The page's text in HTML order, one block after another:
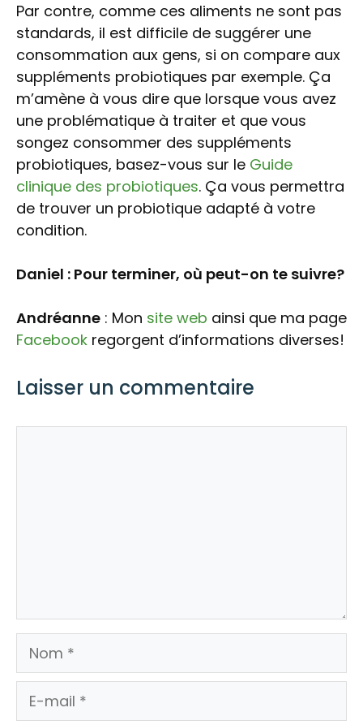
Par contre, comme ces aliments ne sont pas
standards, il est difficile de suggérer une
consommation aux gens, si on compare aux
suppléments probiotiques par exemple. Ça
m’amène à vous dire que lorsque vous avez
une problématique à traiter et que vous
songez consommer des suppléments
probiotiques, basez-vous sur le Guide
clinique des probiotiques. Ça vous permettra
de trouver un probiotique adapté à votre
condition.
Daniel : Pour terminer, où peut-on te suivre?
Andréanne : Mon site web ainsi que ma page
Facebook regorgent d’informations diverses!
Laisser un commentaire
Nom
E-